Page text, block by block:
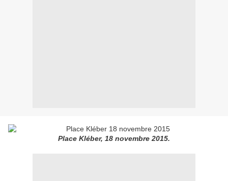
Place Kléber, 18 novembre 2015.